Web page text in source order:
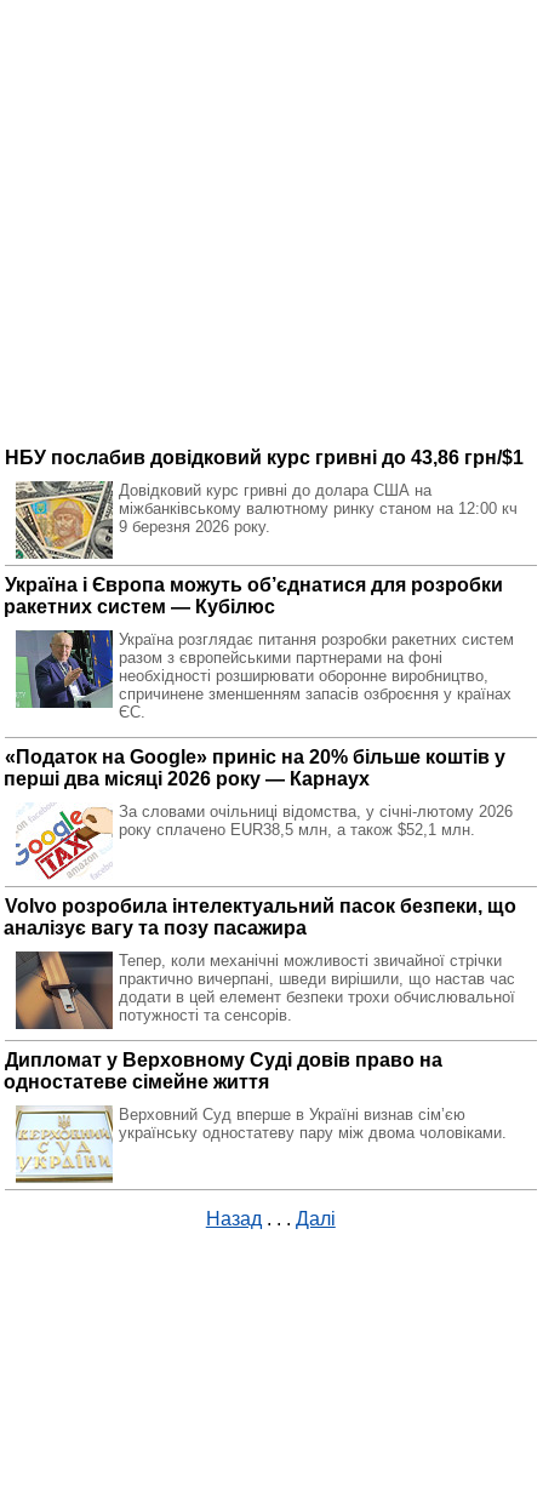
НБУ послабив довідковий курс гривні до 43,86 грн/$1
Довідковий курс гривні до долара США на
міжбанківському валютному ринку станом на 12:00 кч
9 березня 2026 року.
Україна і Європа можуть об’єднатися для розробки
ракетних систем — Кубілюс
Україна розглядає питання розробки ракетних систем
разом з європейськими партнерами на фоні
необхідності розширювати оборонне виробництво,
спричинене зменшенням запасів озброєння у країнах
ЄС.
«Податок на Google» приніс на 20% більше коштів у
перші два місяці 2026 року — Карнаух
За словами очільниці відомства, у січні-лютому 2026
року сплачено EUR38,5 млн, а також $52,1 млн.
Volvo розробила інтелектуальний пасок безпеки, що
аналізує вагу та позу пасажира
Тепер, коли механічні можливості звичайної стрічки
практично вичерпані, шведи вирішили, що настав час
додати в цей елемент безпеки трохи обчислювальної
потужності та сенсорів.
Дипломат у Верховному Суді довів право на
одностатеве сімейне життя
Верховний Суд вперше в Україні визнав сімʼєю
українську одностатеву пару між двома чоловіками.
Назад . . . Далі